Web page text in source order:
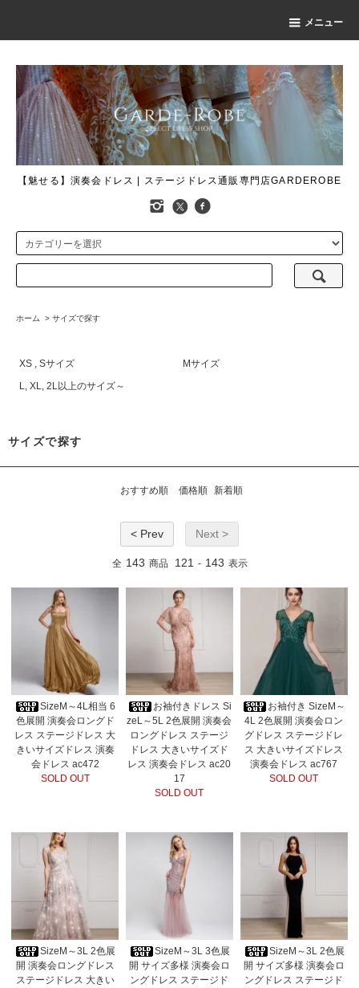
メニュー
【魅せる】演奏会ドレス | ステージドレス通販専門店GARDEROBE
ホーム > サイズで探す
XS , Sサイズ
Mサイズ
L, XL, 2L以上のサイズ～
サイズで探す
おすすめ順 価格順 新着順
< Prev Next >
全 143 商品 121 - 143 表示
SizeM～4L相当 6
色展開 演奏会ロングド
レス ステージドレス 大
きいサイズドレス 演奏
会ドレス ac472
SOLD OUT
お袖付きドレス Si
zeL～5L 2色展開 演奏会
ロングドレス ステージ
ドレス 大きいサイズド
レス 演奏会ドレス ac20
17
SOLD OUT
お袖付き SizeM～
4L 2色展開 演奏会ロン
グドレス ステージドレ
ス 大きいサイズドレス
演奏会ドレス ac767
SOLD OUT
SizeM～3L 2色展
開 演奏会ロングドレス
ステージドレス 大きい
SizeM～3L 3色展
開 サイズ多様 演奏会ロ
ングドレス ステージド
SizeM～3L 2色展
開 サイズ多様 演奏会ロ
ングドレス ステージド